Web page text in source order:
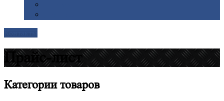
Прайс-лист
Категориитоваров